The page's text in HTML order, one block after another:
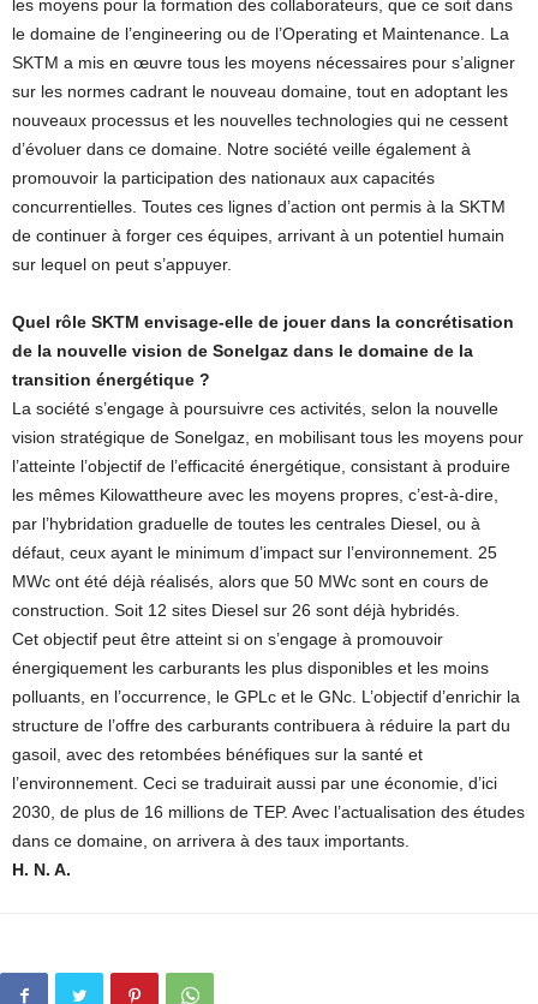
les moyens pour la formation des collaborateurs, que ce soit dans
le domaine de l’engineering ou de l’Operating et Maintenance. La
SKTM a mis en œuvre tous les moyens nécessaires pour s’aligner
sur les normes cadrant le nouveau domaine, tout en adoptant les
nouveaux processus et les nouvelles technologies qui ne cessent
d’évoluer dans ce domaine. Notre société veille également à
promouvoir la participation des nationaux aux capacités
concurrentielles. Toutes ces lignes d’action ont permis à la SKTM
de continuer à forger ces équipes, arrivant à un potentiel humain
sur lequel on peut s’appuyer.
Quel rôle SKTM envisage-elle de jouer dans la concrétisation
de la nouvelle vision de Sonelgaz dans le domaine de la
transition énergétique ?
La société s’engage à poursuivre ces activités, selon la nouvelle
vision stratégique de Sonelgaz, en mobilisant tous les moyens pour
l’atteinte l’objectif de l’efficacité énergétique, consistant à produire
les mêmes Kilowattheure avec les moyens propres, c’est-à-dire,
par l’hybridation graduelle de toutes les centrales Diesel, ou à
défaut, ceux ayant le minimum d’impact sur l’environnement. 25
MWc ont été déjà réalisés, alors que 50 MWc sont en cours de
construction. Soit 12 sites Diesel sur 26 sont déjà hybridés.
Cet objectif peut être atteint si on s’engage à promouvoir
énergiquement les carburants les plus disponibles et les moins
polluants, en l’occurrence, le GPLc et le GNc. L’objectif d’enrichir la
structure de l’offre des carburants contribuera à réduire la part du
gasoil, avec des retombées bénéfiques sur la santé et
l’environnement. Ceci se traduirait aussi par une économie, d’ici
2030, de plus de 16 millions de TEP. Avec l’actualisation des études
dans ce domaine, on arrivera à des taux importants.
H. N. A.